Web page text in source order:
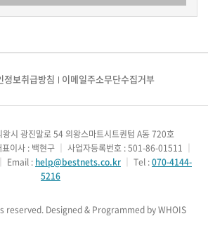
정보취급방침 이메일주소무단수집거부
시 광진말로 54 의왕스마트시트퀀텀 A동 720호
표이사 : 백현구 사업자등록번호 : 501-86-01511
Email : help@bestnets.co.kr Tel :070-4144-
5216
reserved. Designed & Programmed by WHOIS